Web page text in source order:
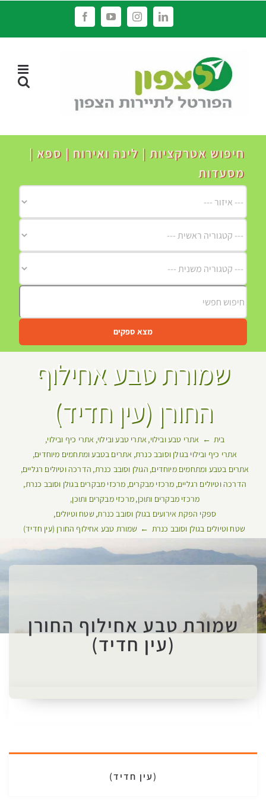
LinkedIn
Instagram
YouTube
Facebook
חיפוש אטרקציות | לינה ואירוח | ספא |
מסעדות
מצא ספקים
שמורת טבע אחילוף
החורן (עין חדיד)
בית אתרי טבע ובילוי אתרי טבע ובילוי אתרי כיף ובילוי
אתרי כיף ובילוי בגולן וסובב כנרת אתרים בטבע ומתחמים מיוחדים
אתרים בטבע ומתחמים מיוחדים הגולן וסובב כנרת הדרכה וטיולים רגליים
הדרכה וטיולים רגליים מרכזי מבקרים מרכזי מבקרים בגולן וסובב כנרת
מרכזי מבקרים ותוכן מרכזי מבקרים ותוכן
ספקי הפקת אירועים בגולן וסובב כנרת שטח וטיולים
שטח וטיולים בגולן וסובב כנרת
שמורת טבע אחילוף החורן (עין חדיד)
שמורת טבע אחילוף החורן
(עין חדיד)
(עין חדיד)